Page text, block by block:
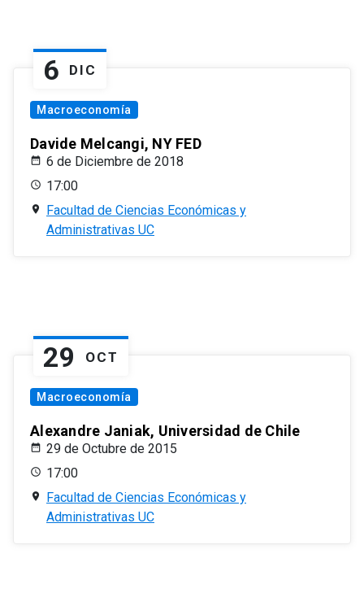
6 DIC
Macroeconomía
Davide Melcangi, NY FED
6 de Diciembre de 2018
17:00
Facultad de Ciencias Económicas y
Administrativas UC
29 OCT
Macroeconomía
Alexandre Janiak, Universidad de Chile
29 de Octubre de 2015
17:00
Facultad de Ciencias Económicas y
Administrativas UC